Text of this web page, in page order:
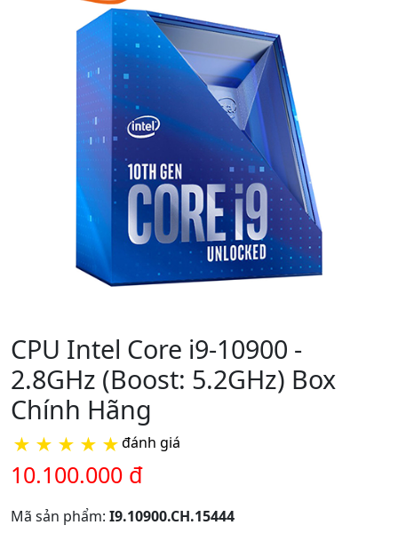
CPU Intel Core i9-10900 -
2.8GHz (Boost: 5.2GHz) Box
Chính Hãng
★ ★ ★ ★ ★đánh giá
10.100.000 đ
Mã sản phẩm: I9.10900.CH.15444